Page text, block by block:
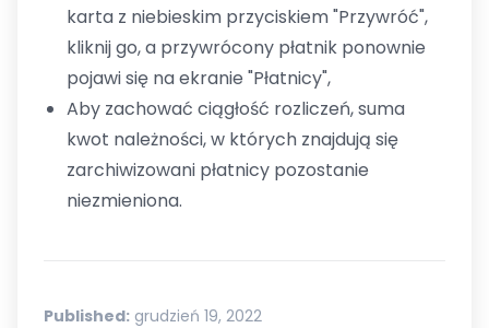
karta z niebieskim przyciskiem "Przywróć",
kliknij go, a przywrócony płatnik ponownie
pojawi się na ekranie "Płatnicy",
Aby zachować ciągłość rozliczeń, suma
kwot należności, w których znajdują się
zarchiwizowani płatnicy pozostanie
niezmieniona.
Published: grudzień 19, 2022